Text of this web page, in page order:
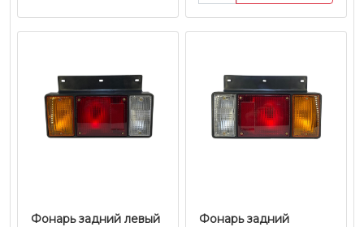
Фонарь задний левый
Фонарь задний